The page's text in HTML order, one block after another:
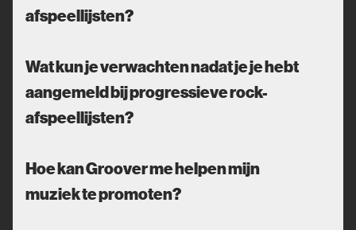
afspeellijsten?
Wat kun je verwachten nadat je je hebt
aangemeld bij progressieve rock-
afspeellijsten?
Hoe kan Groover me helpen mijn
muziek te promoten?